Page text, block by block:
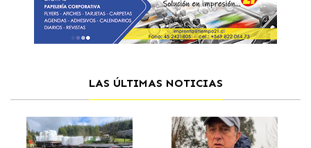
LAS ÚLTIMAS NOTICIAS